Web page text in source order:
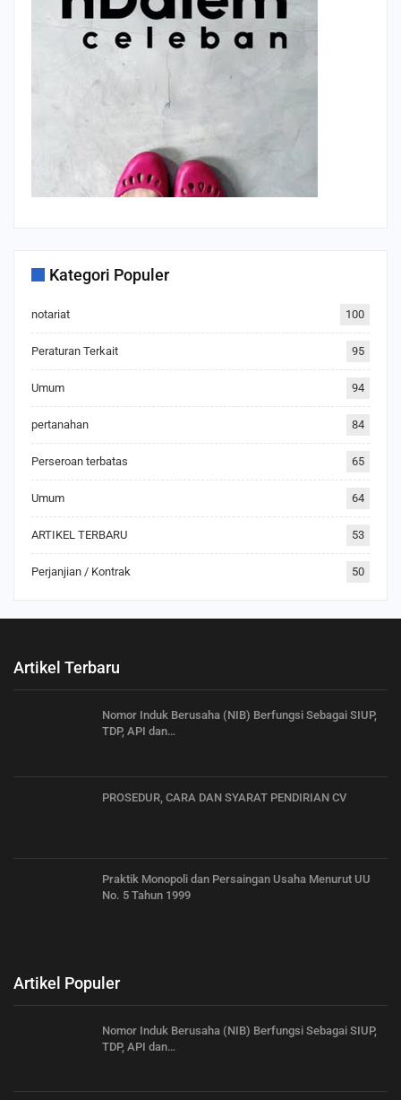
Kategori Populer
notariat 100
Peraturan Terkait 95
Umum 94
pertanahan 84
Perseroan terbatas 65
Umum 64
ARTIKEL TERBARU 53
Perjanjian / Kontrak 50
Artikel Terbaru
Nomor Induk Berusaha (NIB) Berfungsi Sebagai SIUP,
TDP, API dan…
PROSEDUR, CARA DAN SYARAT PENDIRIAN CV
Praktik Monopoli dan Persaingan Usaha Menurut UU
No. 5 Tahun 1999
Artikel Populer
Nomor Induk Berusaha (NIB) Berfungsi Sebagai SIUP,
TDP, API dan…